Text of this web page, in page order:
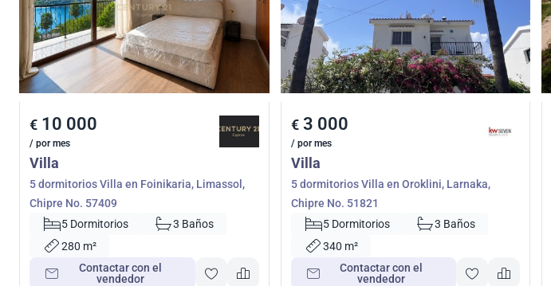
€ 10 000
/ por mes
Villa
5 dormitorios Villa en Foinikaria, Limassol,
Chipre No. 57409
5 Dormitorios
3 Baños
280 m²
Contactar con el
vendedor
€3 000
/ por mes
Villa
5 dormitorios Villa en Oroklini, Larnaka,
Chipre No. 51821
5 Dormitorios
3 Baños
340 m²
Contactar con el
vendedor